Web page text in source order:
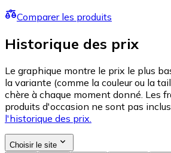
Comparer les produits
Historique des prix
Le graphique montre le prix le plus
la variante (comme la couleur ou la
chère à chaque moment donné. Les
produits d'occasion ne sont pas
l'historique des prix.
Choisir le site